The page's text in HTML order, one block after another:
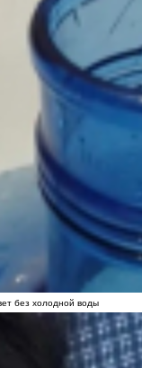
без холодной воды